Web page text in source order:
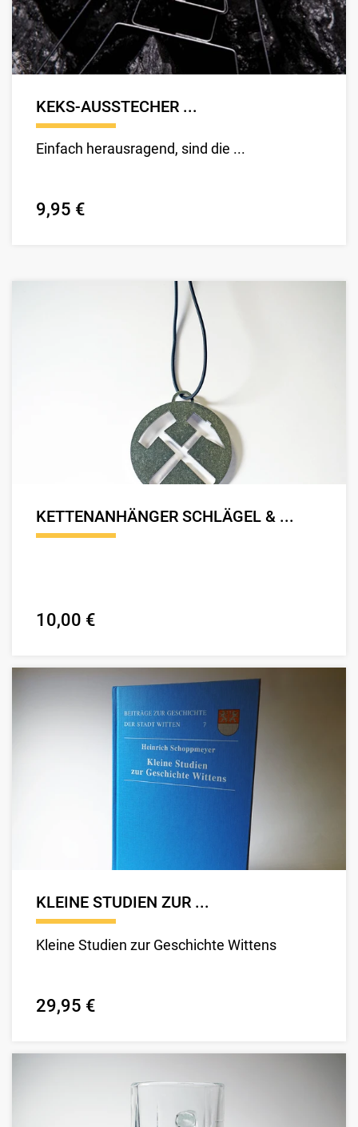
KEKS-AUSSTECHER ...
Einfach herausragend, sind die ...
9,95 €
KETTENANHÄNGER SCHLÄGEL & ...
10,00 €
KLEINE STUDIEN ZUR ...
Kleine Studien zur Geschichte Wittens
29,95 €